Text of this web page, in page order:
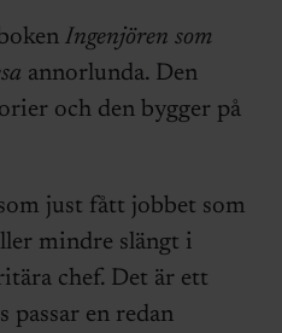
Ingenjören som
annorlunda. Den
och den bygger på
just fått jobbet som
mindre slängt i
chef. Det är ett
passar en redan